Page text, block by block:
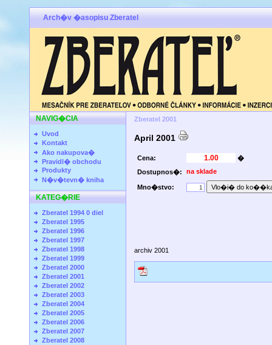
Arch�v �asopisu Zberatel
NAVIG�CIA
Uvod
Kontakt
Ako nakupova�
Pravidl� obchodu
Produkty
N�v�tevn� kniha
KATEG�RIE
Zberatel 1994 0 diel
Zberatel 1995
Zberatel 1996
Zberatel 1997
Zberatel 1998
Zberatel 1999
Zberatel 2000
Zberatel 2001
Zberatel 2002
Zberatel 2003
Zberatel 2004
Zberatel 2005
Zberatel 2006
Zberatel 2007
Zberatel 2008
Zberatel 2001
April 2001
Cena:
�
Dostupnos�:
na sklade
Mno�stvo:
archiv 2001